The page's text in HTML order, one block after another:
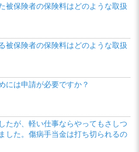
被保険者の保険料はどのような取扱
被保険者の保険料はどのような取扱
には申請が必要ですか？
たが、軽い仕事ならやってもさしつ
した。傷病手当金は打ち切られるの